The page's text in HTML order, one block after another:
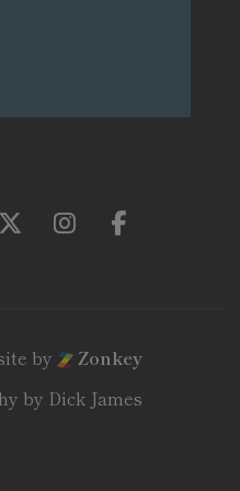
Follow us on Twitter
Follow us on
by
Zonkey
by Dick James